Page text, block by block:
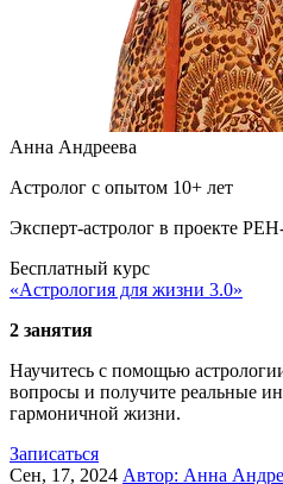
Анна Андреева
Астролог с опытом 10+ лет
Эксперт-астролог в проекте
Бесплатный курс
«Астрология для жизни 3.0»
2 занятия
Научитесь с помощью
вопросы и получите реальные
гармоничной жизни.
Записаться
Сен, 17, 2024 Автор: Анна